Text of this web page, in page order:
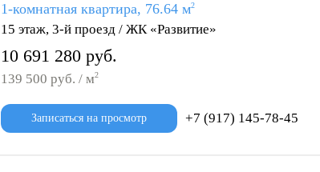
1-комнатная квартира, 76.64 м2
15 этаж, 3-й проезд / ЖК «Развитие»
10 691 280 руб.
139 500 руб. / м2
Записаться на просмотр +7 (917) 145-78-45